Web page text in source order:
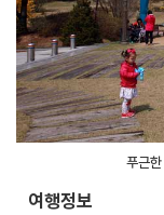
푸근
여행정보